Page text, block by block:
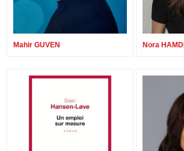
Mahir GUVEN Nora HAMDI